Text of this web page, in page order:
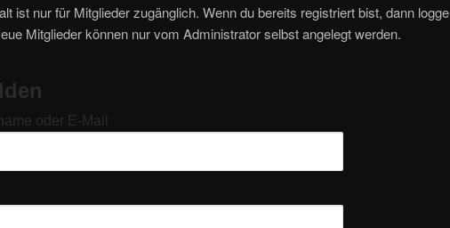
ist nur für Mitglieder zugänglich. Wenn du bereits registriert bist, dann logge
Mitglieder können nur vom Administrator selbst angelegt werden.
oder E-Mail